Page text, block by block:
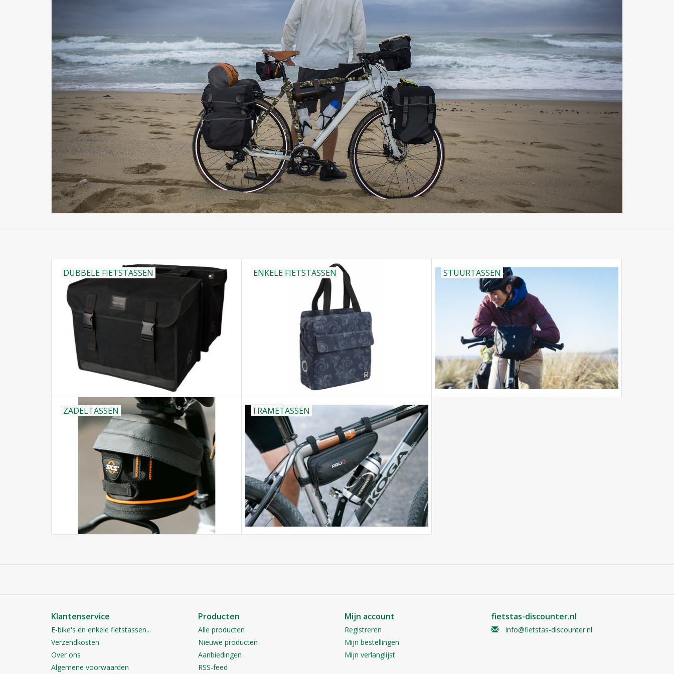
DUBBELE FIETSTASSEN ENKELE FIETSTASSEN STUURTASSEN
ZADELTASSEN FRAMETASSEN
Klantenservice
E-bike's en enkele fietstassen...
Verzendkosten
Over ons
Algemene voorwaarden
Producten
Alle producten
Nieuwe producten
Aanbiedingen
RSS-feed
Mijn account
Registreren
Mijn bestellingen
Mijn verlanglijst
fietstas-discounter.nl
info@fietstas-discounter.nl